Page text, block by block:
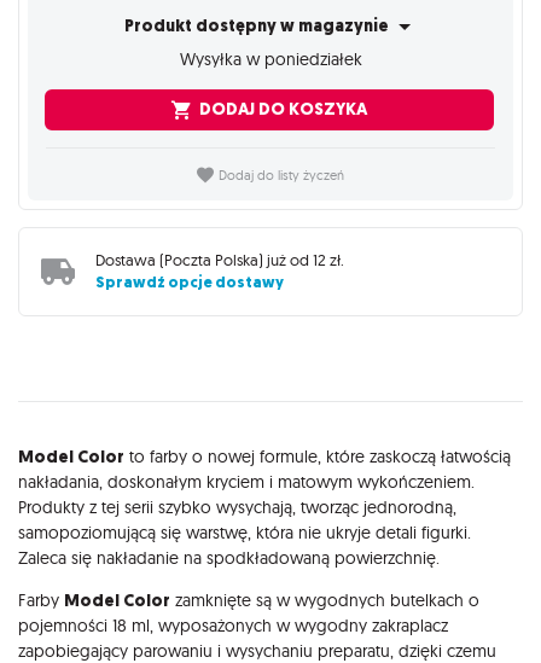
Produkt dostępny w magazynie
Wysyłka w poniedziałek
DODAJ DO KOSZYKA
Dodaj do listy życzeń
Dostawa (Poczta Polska) już od 12 zł.
Sprawdź opcje dostawy
Opis
Model Color to farby o nowej formule, które zaskoczą łatwością
nakładania, doskonałym kryciem i matowym wykończeniem.
Produkty z tej serii szybko wysychają, tworząc jednorodną,
samopoziomującą się warstwę, która nie ukryje detali figurki.
Zaleca się nakładanie na spodkładowaną powierzchnię.
Farby Model Color zamknięte są w wygodnych butelkach o
pojemności 18 ml, wyposażonych w wygodny zakraplacz
zapobiegający parowaniu i wysychaniu preparatu, dzięki czemu